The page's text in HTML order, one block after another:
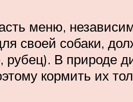
меню,
своей собаки,
рубец). В природе
кормить их